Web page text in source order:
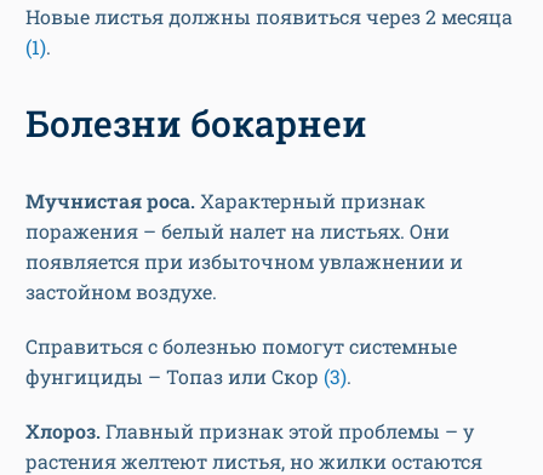
Новые листья должны появиться через 2 месяца
(1).
Болезни бокарнеи
Мучнистая роса. Характерный признак
поражения – белый налет на листьях. Они
появляется при избыточном увлажнении и
застойном воздухе.
Справиться с болезнью помогут системные
фунгициды – Топаз или Скор (3).
Хлороз.Главный признак этой проблемы – у
растения желтеют листья, но жилки остаются